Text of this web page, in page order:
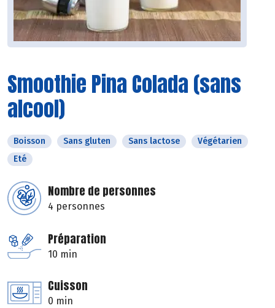
Smoothie Pina Colada (sans
alcool)
Boisson Sans gluten Sans lactose
Végétarien
Eté
Nombre de personnes
4 personnes
Préparation
10 min
Cuisson
0 min